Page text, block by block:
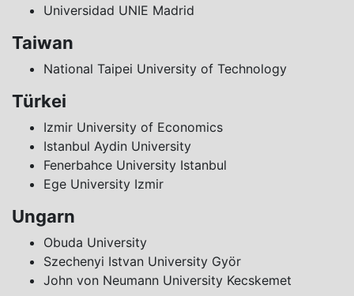
Universidad UNIE Madrid
Taiwan
National Taipei University of Technology
Türkei
Izmir University of Economics
Istanbul Aydin University
Fenerbahce University Istanbul
Ege University Izmir
Ungarn
Obuda University
Szechenyi Istvan University Györ
John von Neumann University Kecskemet